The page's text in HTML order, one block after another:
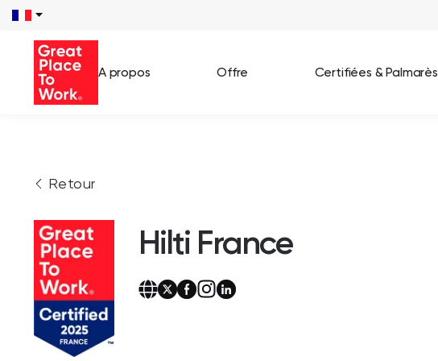
A propos Offre Certifiées & Palmarès
Retour
Hilti France